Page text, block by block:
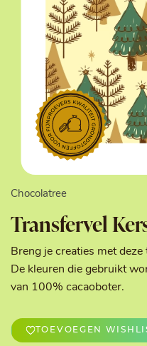
Chocolatree
Transfervel
Breng je creaties met
De kleuren die gebruikt
van 100% cacaoboter.
TOEVOEGEN